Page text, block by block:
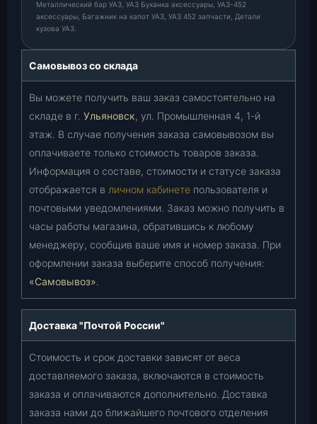
Металлический бар УАЗ, УАЗ Буханка аксессуары, УАЗ-452
аксессуары, Багажник на капот УАЗ, УАЗ 452 запчасти, Детали
кузова УАЗ.
Самовывоз со склада
Вы можете получить ваш заказ самостоятельно на
складе в г. Ульяновск, ул. Промышленная 4, 1-й
этаж. В случае получения заказа самовывозом вы
оплачиваете только стоимость товаров заказа.
Информация о составе, стоимости и статусе заказа
отображается в личном кабинете пользователя и
почтовыми уведомлениями. Заказ можно получить в
часы работы магазина, обратившись к любому
менеджеру, сообщив ваше имя и номер заказа. При
оформлении заказа выберите способ получения:
«Самовывоз».
Доставка "Почтой России"
Стоимость и срок доставки зависят от веса
доставляемого заказа, включаются в стоимость
заказа и оплачиваются дополнительно. Доставка
заказа нами до ближайшего почтового отделения